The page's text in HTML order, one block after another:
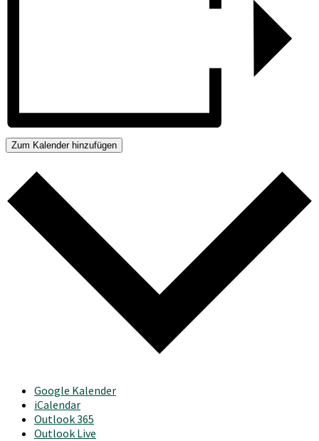
Zum Kalender hinzufügen
Google Kalender
iCalendar
Outlook 365
Outlook Live